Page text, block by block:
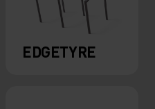
EDGETYRE